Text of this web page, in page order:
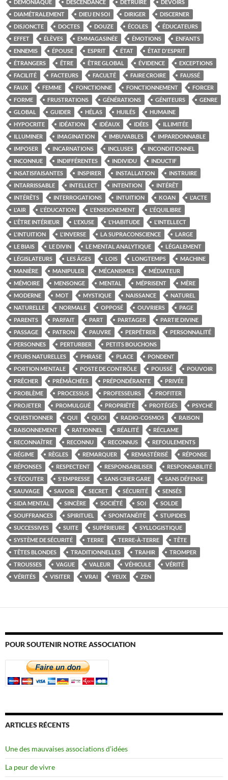
DÉMONIAQUE DESCENDANCE DÉTRUIRE
DEVOIRS
DIAMÉTRALEMENT
DIEU EN SOI DIRIGER
DISCERNER
DISJONCTE
DOCTES DOUZE ÉCOLES
ÉDUCATEURS
EFFET
ÉLÈVES EMMAGASINÉE ÉMOTIONS
ENFANTS
ENNEMIS
ÉPOUSE ESPRIT ÉTAT
ÉTAT D'ESPRIT
ÉTRANGERS
ÊTRE ÊTRE GLOBAL ÉVIDENCE
EXCEPTIONS
FACILITÉ
FACTEURS FACULTÉ FAIRE CROIRE
FAUSSÉ
FAUX
FEMME FONCTIONNE FONCTIONNEMENT
FORCER
FORME
FRUSTRATIONS GÉNÉRATIONS GÉNITEURS
GENRE
GLOBAL
GUIDER HÉLAS HUILÉS
HUMAINE
HYPOCRITE
IDÉATION IDÉAUX IDÉES
ILLIMITÉE
ILLUMINER
IMAGINATION IMBUVABLES
IMPARDONNABLE
IMPOSER
INCARNATIONS INCLUSES
INCONDITIONNEL
INCONNUE
INDIFFÉRENTES INDIVIDU
INDUCTIF
INSATISFAISANTES
INSPIRER INSTALLATION
INSTRUIRE
INTARRISSABLE
INTELLECT INTENTION
INTÉRÊT
INTÉRÊTS
INTERROGATIONS INTUITION KOAN
L'ACTE
L'AIR
L'ÉDUCATION L'ENSEIGNEMENT
L'ÉQUILIBRE
L'ÊTRE INTÉRIEUR
L'EXUSE L'HABITUDE
L'INTELLECT
L'INTUITION
L'INVERSE LA SUPRACONSCIENCE
LARGE
LE BIAIS
LE DIVIN LE MENTAL ANALYTIQUE
LÉGALEMENT
LÉGISLATEURS
LES ÂGES LOIS LONGTEMPS
MACHINE
MANIÈRE
MANIPULER MÉCANISMES
MÉDIATEUR
MÉMOIRE
MENSONGE MENTAL MÉPRISENT
MÈRE
MODERNE
MOT MYSTIQUE NAISSANCE
NATUREL
NATURELLE
NORMALE OPPOSÉ OUVRIERS
PAGE
PARENTS
PARFAIT PART PARTAGER
PARTIE DIVINE
PASSAGE
PATRON PAUVRE PERPÉTRER
PERSONNALITÉ
PERSONNES
PERTURBER
PETITS BOUCHONS
PEURS NATURELLES
PHRASE PLACE
PONDENT
PORTION MENTALE
POSTE DE CONTRÔLE POUSSÉ
POUVOIR
PRÊCHER
PRÉMÂCHÉES PRÉPONDÉRANTE
PRIVÉE
PROBLÈME
PROCESSUS PROFESSEURS
PROFITER
PROJETER
PROMULGUÉ PROPRIÉTÉ PROTÉGÉS
PSYCHÉ
QUESTIONNER
QUI QUOI RADIO-COSMOS
RAISON
RAISONNEMENT
RATIONNEL RÉALITÉ
RÉCLAME
RECONNAÎTRE
RECONNU RECONNUS
REFOULEMENTS
RÉGIME
RÈGLES REMARQUER REMASTÉRISÉ
RÉPONSE
RÉPONSES
RESPECTENT RESPONSABILISER
RESPONSABILITÉ
S'ÉCOUTER
S'EMPRESSE SANS CRIER GARE
SANS DÉFENSE
SAUVAGE
SAVOIR SECRET SÉCURITÉ
SENSÉS
SIDA MENTAL
SINCÈRE SOCIÉTÉ SOI
SOLDE
SOUFFRANCES
SPIRITUEL SPONTANÉITÉ
STUPIDES
SUCCESSIVES
SUITE SUPÉRIEURE
SYLLOGISTIQUE
SYSTÈME DE SÉCURITÉ
TERRE TERRE-À-TERRE
TÊTE
TÊTES BLONDES
TRADITIONNELLES TRAHIR
TROMPER
TROUSSES
VAGUE VALEUR VÉHICULE
VÉRITÉ
VÉRITÉS
VISITER VRAI YEUX ZEN
POUR SOUTENIR NOTRE ASSOCIATION
ARTICLES RÉCENTS
Une des mauvaises associations d’idées
La peur de vivre